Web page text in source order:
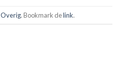
Overig. Bookmark delink.